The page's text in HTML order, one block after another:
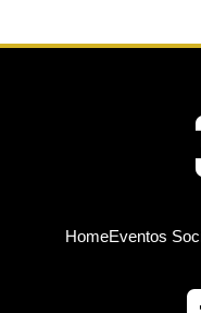
HomeEventos